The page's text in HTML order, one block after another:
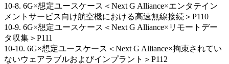
10-8. 6G×想定ユースケース＜Next G Alliance×エンタテイン
メントサービス向け航空機における高速無線接続＞P110
10-9. 6G×想定ユースケース＜Next G Alliance×リモートデー
タ収集＞P111
10-10. 6G×想定ユースケース＜Next G Alliance×拘束されてい
ないウェアラブルおよびインプラント＞P112